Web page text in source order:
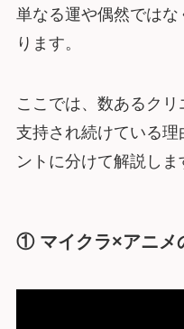
単なる運や偶然では
ります。
ここでは、数あるク
支持され続けている
ントに分けて解説しま
① マイクラ×アニメ